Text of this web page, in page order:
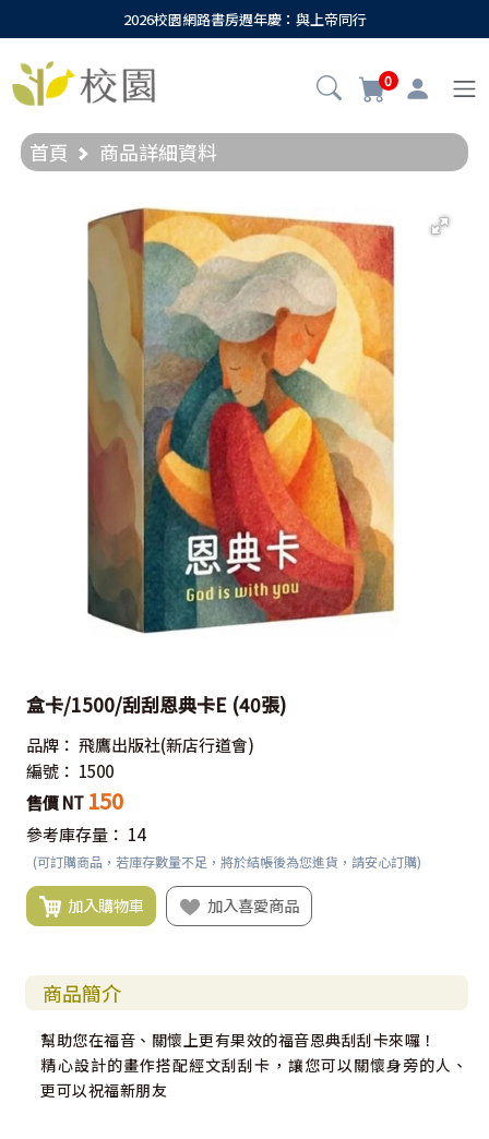
2026校園網路書房週年慶：與上帝同行
0
首頁 商品詳細資料
盒卡/1500/刮刮恩典卡E (40張)
品牌： 飛鷹出版社(新店行道會)
編號： 1500
售價 NT 150
參考庫存量： 14
(可訂購商品，若庫存數量不足，將於結帳後為您進貨，請安心訂購)
加入購物車 加入喜愛商品
商品簡介
幫助您在福音、關懷上更有果效的福音恩典刮刮卡來囉！
精心設計的畫作搭配經文刮刮卡，讓您可以關懷身旁的人、
更可以祝福新朋友